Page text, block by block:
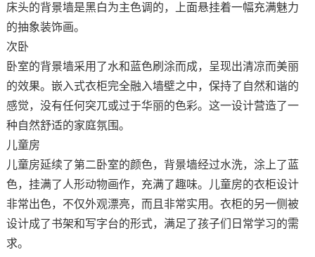
床头的背景墙是黑白为主色调的，上面悬挂着一幅充满魅力
的抽象装饰画。
次卧
卧室的背景墙采用了水和蓝色刷涂而成，呈现出清凉而美丽
的效果。嵌入式衣柜完全融入墙壁之中，保持了自然和谐的
感觉，没有任何突兀或过于华丽的色彩。这一设计营造了一
种自然舒适的家庭氛围。
儿童房
儿童房延续了第二卧室的颜色，背景墙经过水洗，涂上了蓝
色，挂满了人形动物画作，充满了趣味。儿童房的衣柜设计
非常出色，不仅外观漂亮，而且非常实用。衣柜的另一侧被
设计成了书架和写字台的形式，满足了孩子们日常学习的需
求。